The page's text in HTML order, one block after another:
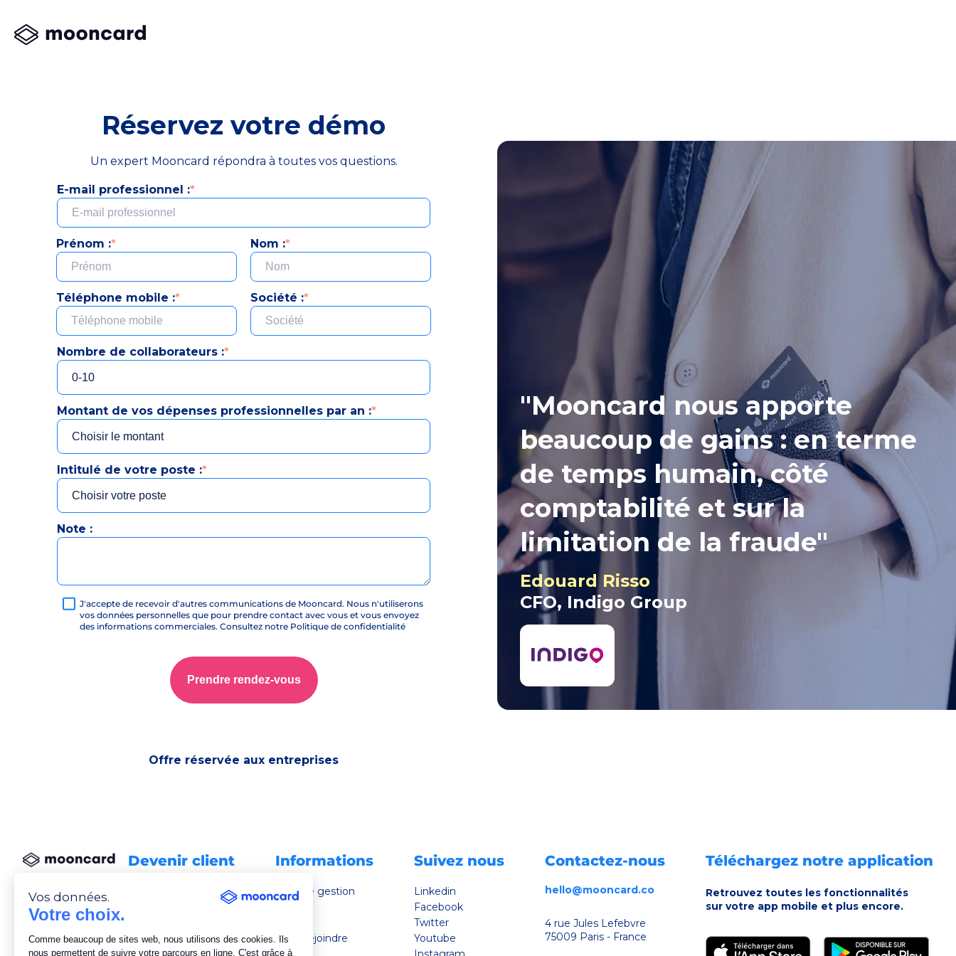
Vos données.
Votre choix.
Comme beaucoup de sites web, nous utilisons des cookies. Ils
nous permettent de suivre votre parcours en ligne. C'est grâce à
Réservez votre démo
Un expert Mooncard répondra à toutes vos questions.
E-mail professionnel :*
Prénom :* Nom :*
Téléphone mobile :* Société :*
Nombre de collaborateurs :*
Montant de vos dépenses professionnelles par an :*
Intitulé de votre poste :*
Note :
J'accepte de recevoir d'autres communications de Mooncard. Nous n'utiliserons
vos données personnelles que pour prendre contact avec vous et vous envoyez
des informations commerciales. Consultez notre Politique de confidentialité
Prendre rendez-vous
Offre réservée aux entreprises
"Mooncard nous apporte
beaucoup de gains : en terme
de temps humain, côté
comptabilité et sur la
limitation de la fraude"
Edouard Risso
CFO, Indigo Group
Devenir client
Réserver une démo
Informations
Outil de gestion
Nous rejoindre
Suivez nous
Linkedin
Facebook
Twitter
Youtube
Contactez-nous
hello@mooncard.co
4 rue Jules Lefebvre
75009 Paris - France
Téléchargez notre application
Retrouvez toutes les fonctionnalités
sur votre app mobile et plus encore.